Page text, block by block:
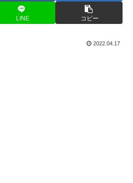
LINE コピー
2022.04.17